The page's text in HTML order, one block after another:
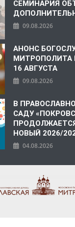
СЕМИНАРИЯ
09.08.2026
АНОНС
МИТРОПОЛИТА
16 АВГУСТА
09.08.2026
В
САДУ
НОВЫЙ 2026/
04.08.2026